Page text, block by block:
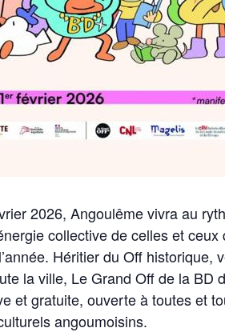
2026, Angoulême vivra au
collective de celles et
Héritier du Off historique,
la ville, Le Grand Off de la BD
et gratuite, ouverte à toutes et
angoumoisins.